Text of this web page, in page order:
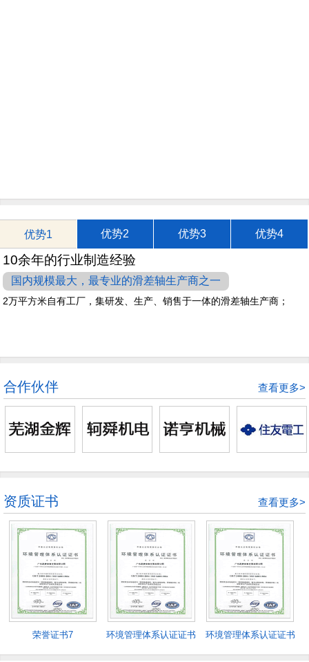
优势1 优势2 优势3 优势4
10余年的行业制造经验
国内规模最大，最专业的滑差轴生产商之一
2万平方米自有工厂，集研发、生产、销售于一体的滑差轴生产商；
合作伙伴 查看更多>
资质证书 查看更多>
荣誉证书7
环境管理体系认证证书
环境管理体系认证证书